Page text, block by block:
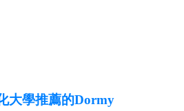
大學推薦的Dormy